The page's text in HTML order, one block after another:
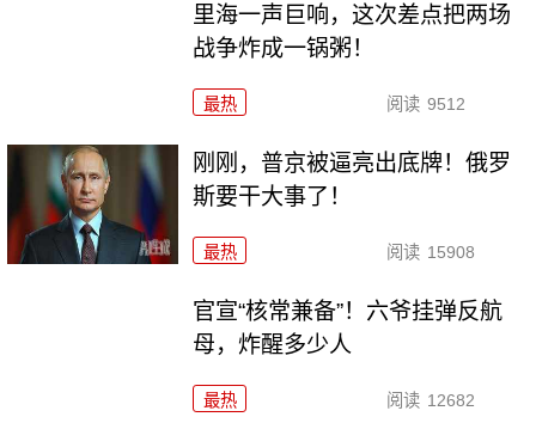
里海一声巨响，这次差点把两场
战争炸成一锅粥！
最热 阅读 9512
刚刚，普京被逼亮出底牌！俄罗
斯要干大事了！
最热 阅读 15908
官宣“核常兼备”！六爷挂弹反航
母，炸醒多少人
最热 阅读 12682